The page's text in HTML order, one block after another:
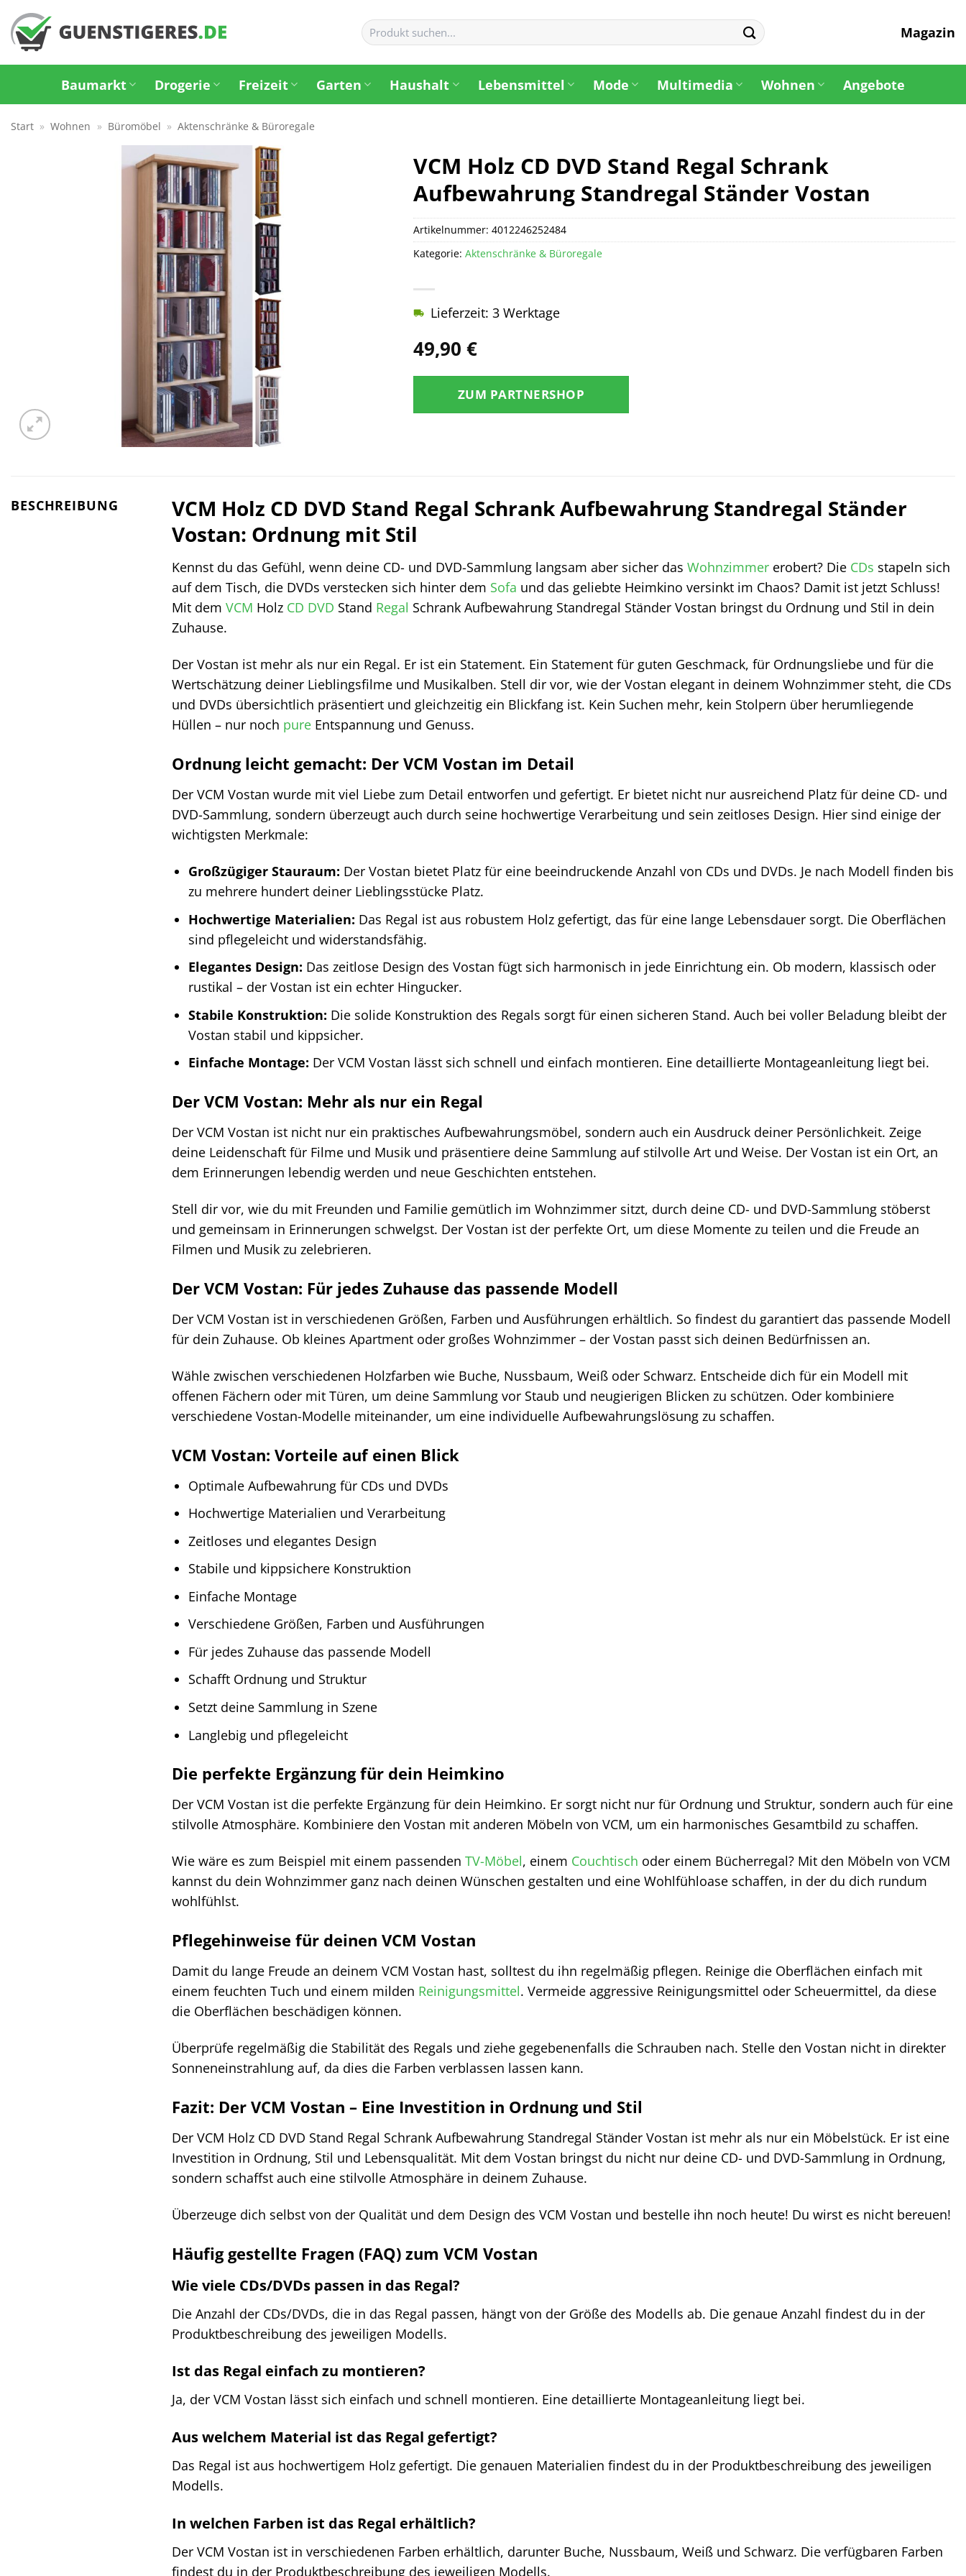
Zum
Inhalt
springen
Suchen
nach:
Magazin
Baumarkt Drogerie Freizeit Garten Haushalt Lebensmittel Mode Multimedia Wohnen Angebote
Start » Wohnen » Büromöbel » Aktenschränke & Büroregale
VCM Holz CD DVD Stand Regal Schrank
Aufbewahrung Standregal Ständer Vostan
49,90 €
Lieferzeit: 3 Werktage
ZUM PARTNERSHOP
Artikelnummer: 4012246252484
Kategorie: Aktenschränke & Büroregale
BESCHREIBUNG
VCM Holz CD DVD Stand Regal Schrank Aufbewahrung Standregal Ständer
Vostan: Ordnung mit Stil
Kennst du das Gefühl, wenn deine CD- und DVD-Sammlung langsam aber sicher das Wohnzimmer erobert? Die CDs stapeln sich
auf dem Tisch, die DVDs verstecken sich hinter dem Sofa und das geliebte Heimkino versinkt im Chaos? Damit ist jetzt Schluss!
Mit dem VCM Holz CD DVD Stand Regal Schrank Aufbewahrung Standregal Ständer Vostan bringst du Ordnung und Stil in dein
Zuhause.
Der Vostan ist mehr als nur ein Regal. Er ist ein Statement. Ein Statement für guten Geschmack, für Ordnungsliebe und für die
Wertschätzung deiner Lieblingsfilme und Musikalben. Stell dir vor, wie der Vostan elegant in deinem Wohnzimmer steht, die CDs
und DVDs übersichtlich präsentiert und gleichzeitig ein Blickfang ist. Kein Suchen mehr, kein Stolpern über herumliegende
Hüllen – nur noch pure Entspannung und Genuss.
Ordnung leicht gemacht: Der VCM Vostan im Detail
Der VCM Vostan wurde mit viel Liebe zum Detail entworfen und gefertigt. Er bietet nicht nur ausreichend Platz für deine CD- und
DVD-Sammlung, sondern überzeugt auch durch seine hochwertige Verarbeitung und sein zeitloses Design. Hier sind einige der
wichtigsten Merkmale:
Großzügiger Stauraum: Der Vostan bietet Platz für eine beeindruckende Anzahl von CDs und DVDs. Je nach Modell finden bis
zu mehrere hundert deiner Lieblingsstücke Platz.
Hochwertige Materialien: Das Regal ist aus robustem Holz gefertigt, das für eine lange Lebensdauer sorgt. Die Oberflächen
sind pflegeleicht und widerstandsfähig.
Elegantes Design: Das zeitlose Design des Vostan fügt sich harmonisch in jede Einrichtung ein. Ob modern, klassisch oder
rustikal – der Vostan ist ein echter Hingucker.
Stabile Konstruktion: Die solide Konstruktion des Regals sorgt für einen sicheren Stand. Auch bei voller Beladung bleibt der
Vostan stabil und kippsicher.
Einfache Montage: Der VCM Vostan lässt sich schnell und einfach montieren. Eine detaillierte Montageanleitung liegt bei.
Der VCM Vostan: Mehr als nur ein Regal
Der VCM Vostan ist nicht nur ein praktisches Aufbewahrungsmöbel, sondern auch ein Ausdruck deiner Persönlichkeit. Zeige
deine Leidenschaft für Filme und Musik und präsentiere deine Sammlung auf stilvolle Art und Weise. Der Vostan ist ein Ort, an
dem Erinnerungen lebendig werden und neue Geschichten entstehen.
Stell dir vor, wie du mit Freunden und Familie gemütlich im Wohnzimmer sitzt, durch deine CD- und DVD-Sammlung stöberst
und gemeinsam in Erinnerungen schwelgst. Der Vostan ist der perfekte Ort, um diese Momente zu teilen und die Freude an
Filmen und Musik zu zelebrieren.
Der VCM Vostan: Für jedes Zuhause das passende Modell
Der VCM Vostan ist in verschiedenen Größen, Farben und Ausführungen erhältlich. So findest du garantiert das passende Modell
für dein Zuhause. Ob kleines Apartment oder großes Wohnzimmer – der Vostan passt sich deinen Bedürfnissen an.
Wähle zwischen verschiedenen Holzfarben wie Buche, Nussbaum, Weiß oder Schwarz. Entscheide dich für ein Modell mit
offenen Fächern oder mit Türen, um deine Sammlung vor Staub und neugierigen Blicken zu schützen. Oder kombiniere
verschiedene Vostan-Modelle miteinander, um eine individuelle Aufbewahrungslösung zu schaffen.
VCM Vostan: Vorteile auf einen Blick
Optimale Aufbewahrung für CDs und DVDs
Hochwertige Materialien und Verarbeitung
Zeitloses und elegantes Design
Stabile und kippsichere Konstruktion
Einfache Montage
Verschiedene Größen, Farben und Ausführungen
Für jedes Zuhause das passende Modell
Schafft Ordnung und Struktur
Setzt deine Sammlung in Szene
Langlebig und pflegeleicht
Die perfekte Ergänzung für dein Heimkino
Der VCM Vostan ist die perfekte Ergänzung für dein Heimkino. Er sorgt nicht nur für Ordnung und Struktur, sondern auch für eine
stilvolle Atmosphäre. Kombiniere den Vostan mit anderen Möbeln von VCM, um ein harmonisches Gesamtbild zu schaffen.
Wie wäre es zum Beispiel mit einem passenden TV-Möbel, einem Couchtisch oder einem Bücherregal? Mit den Möbeln von VCM
kannst du dein Wohnzimmer ganz nach deinen Wünschen gestalten und eine Wohlfühloase schaffen, in der du dich rundum
wohlfühlst.
Pflegehinweise für deinen VCM Vostan
Damit du lange Freude an deinem VCM Vostan hast, solltest du ihn regelmäßig pflegen. Reinige die Oberflächen einfach mit
einem feuchten Tuch und einem milden Reinigungsmittel. Vermeide aggressive Reinigungsmittel oder Scheuermittel, da diese
die Oberflächen beschädigen können.
Überprüfe regelmäßig die Stabilität des Regals und ziehe gegebenenfalls die Schrauben nach. Stelle den Vostan nicht in direkter
Sonneneinstrahlung auf, da dies die Farben verblassen lassen kann.
Fazit: Der VCM Vostan – Eine Investition in Ordnung und Stil
Der VCM Holz CD DVD Stand Regal Schrank Aufbewahrung Standregal Ständer Vostan ist mehr als nur ein Möbelstück. Er ist eine
Investition in Ordnung, Stil und Lebensqualität. Mit dem Vostan bringst du nicht nur deine CD- und DVD-Sammlung in Ordnung,
sondern schaffst auch eine stilvolle Atmosphäre in deinem Zuhause.
Überzeuge dich selbst von der Qualität und dem Design des VCM Vostan und bestelle ihn noch heute! Du wirst es nicht bereuen!
Häufig gestellte Fragen (FAQ) zum VCM Vostan
Wie viele CDs/DVDs passen in das Regal?
Die Anzahl der CDs/DVDs, die in das Regal passen, hängt von der Größe des Modells ab. Die genaue Anzahl findest du in der
Produktbeschreibung des jeweiligen Modells.
Ist das Regal einfach zu montieren?
Ja, der VCM Vostan lässt sich einfach und schnell montieren. Eine detaillierte Montageanleitung liegt bei.
Aus welchem Material ist das Regal gefertigt?
Das Regal ist aus hochwertigem Holz gefertigt. Die genauen Materialien findest du in der Produktbeschreibung des jeweiligen
Modells.
In welchen Farben ist das Regal erhältlich?
Der VCM Vostan ist in verschiedenen Farben erhältlich, darunter Buche, Nussbaum, Weiß und Schwarz. Die verfügbaren Farben
findest du in der Produktbeschreibung des jeweiligen Modells.